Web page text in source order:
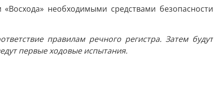
необходимыми средствами безопасности
правилам речного регистра. Затем будут
первые ходовые испытания.